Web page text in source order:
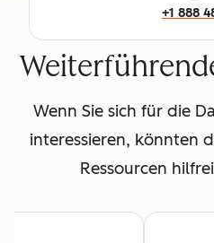
+1 888
Wenn Sie sich für die
interessieren, könnten
Ressourcen